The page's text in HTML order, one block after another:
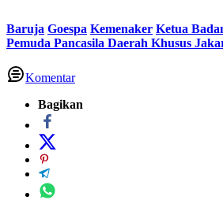
Baruja Goespa Kemenaker Ketua
Pemuda Pancasila Daerah Khusus
Komentar
Bagikan